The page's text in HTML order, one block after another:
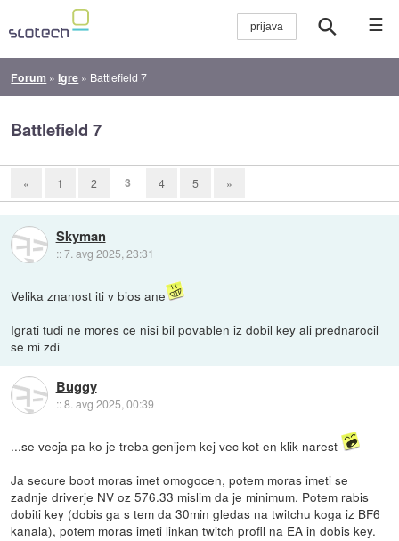
☰
Forum »Igre » Battlefield 7
Battlefield 7
« 1 2 3 4 5 »
Skyman
::7. avg 2025, 23:31
Velika znanost iti v bios ane
Igrati tudi ne mores ce nisi bil povablen iz dobil key ali prednarocil
se mi zdi
Buggy
::8. avg 2025, 00:39
...se vecja pa ko je treba genijem kej vec kot en klik narest
Ja secure boot moras imet omogocen, potem moras imeti se
zadnje driverje NV oz 576.33 mislim da je minimum. Potem rabis
dobiti key (dobis ga s tem da 30min gledas na twitchu koga iz BF6
kanala), potem moras imeti linkan twitch profil na EA in dobis key.